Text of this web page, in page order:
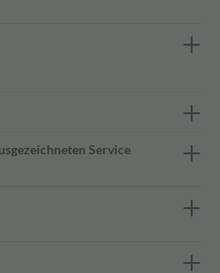
Service